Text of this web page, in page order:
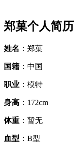
郑菓个人简历
姓名 ：郑菓
国籍 ：中国
职业 ：模特
身高 ：172cm
体重 ：暂无
血型 ：B型